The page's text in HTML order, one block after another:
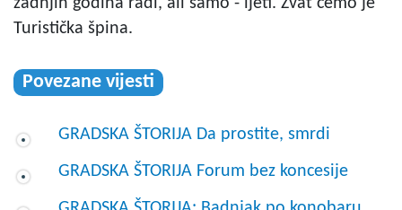
Turistička špina.
Povezane vijesti
GRADSKA ŠTORIJA Da prostite, smrdi
GRADSKA ŠTORIJA Forum bez koncesije